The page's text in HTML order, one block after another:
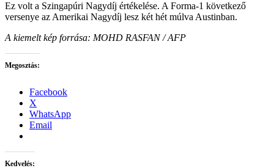
Ez volt a Szingapúri Nagydíj értékelése. A Forma-1 következő
versenye az Amerikai Nagydíj lesz két hét múlva Austinban.
A kiemelt kép forrása: MOHD RASFAN / AFP
Megosztás:
Facebook
X
WhatsApp
Email
Kedvelés: